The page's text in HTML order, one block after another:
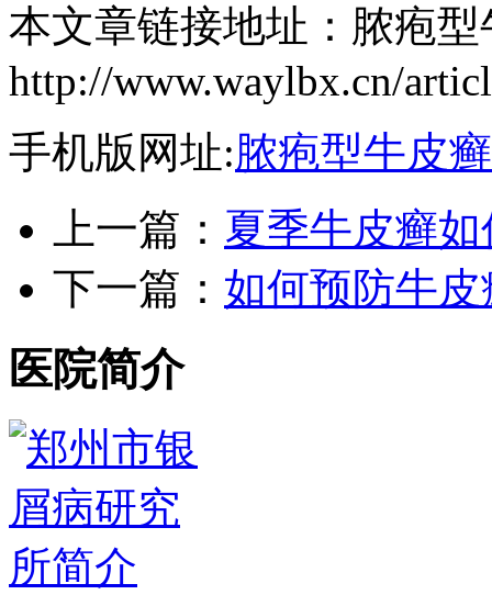
本文章链接地址：脓疱
http://www.waylbx.cn/
手机版网址:脓疱型牛皮
上一篇： 夏季牛皮癣
下一篇： 如何预防牛
医院简介